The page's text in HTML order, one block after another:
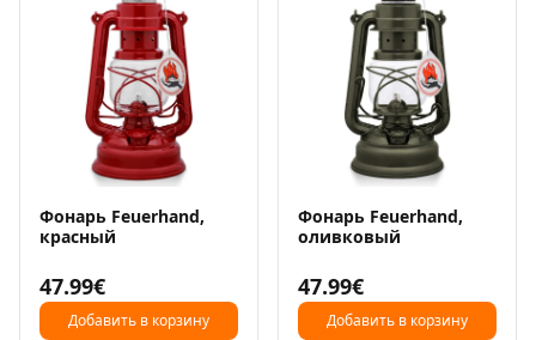
Фонарь Feuerhand,
красный
47.99€
Добавить в корзину
Фонарь Feuerhand,
оливковый
47.99€
Добавить в корзину